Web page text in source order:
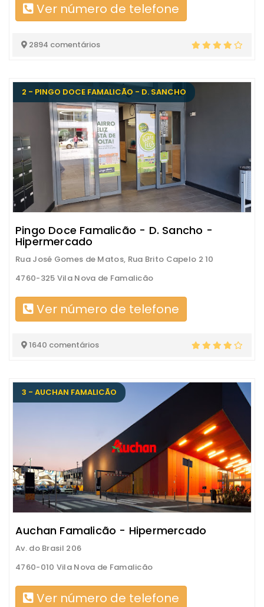
Ver número de telefone
2894 comentários
2 - PINGO DOCE FAMALICÃO - D. SANCHO
Pingo Doce Famalicão - D. Sancho -
Hipermercado
Rua José Gomes de Matos, Rua Brito Capelo 2 10
4760-325 Vila Nova de Famalicão
Ver número de telefone
1640 comentários
3 - AUCHAN FAMALICÃO
Auchan Famalicão - Hipermercado
Av. do Brasil 206
4760-010 Vila Nova de Famalicão
Ver número de telefone